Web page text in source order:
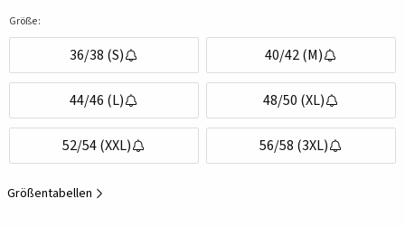
Größe:
36/38 (S) 40/42 (M)
44/46 (L) 48/50 (XL)
52/54 (XXL) 56/58 (3XL)
Größentabellen